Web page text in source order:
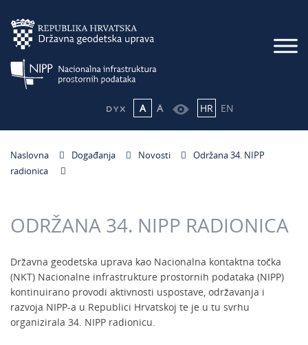
A A HR EN
Naslovna Događanja Novosti
Održana 34. NIPP
radionica
ODRŽANA 34. NIPP RADIONICA
Državna geodetska uprava kao Nacionalna kontaktna točka
(NKT) Nacionalne infrastrukture prostornih podataka (NIPP)
kontinuirano provodi aktivnosti uspostave, održavanja i
razvoja NIPP-a u Republici Hrvatskoj te je u tu svrhu
organizirala 34. NIPP radionicu.